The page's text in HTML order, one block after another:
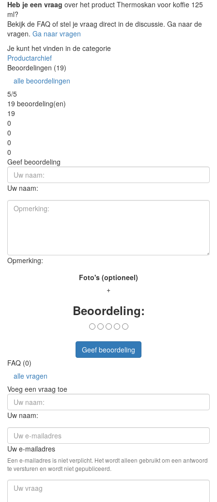
Heb je een vraag over het product Thermoskan voor koffie 125
ml?
Bekijk de FAQ of stel je vraag direct in de discussie. Ga naar de
vragen. Ga naar vragen
Je kunt het vinden in de categorie
Productarchief
Beoordelingen (19)
alle beoordelingen
5/5
19 beoordeling(en)
19
0
0
0
0
Geef beoordeling
Uw naam:
Opmerking:
Foto's (optioneel)
+
Beoordeling:
Geef beoordeling
FAQ (0)
alle vragen
Voeg een vraag toe
Uw naam:
Uw e-mailadres
Een e-mailadres is niet verplicht. Het wordt alleen gebruikt om een antwoord
te versturen en wordt niet gepubliceerd.